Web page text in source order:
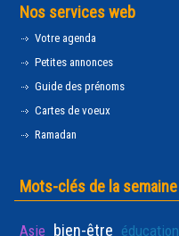
Nos services web
Votre agenda
Petites annonces
Guide des prénoms
Cartes de voeux
Ramadan
Mots-clés de la semaine
Asie bien-être éducation